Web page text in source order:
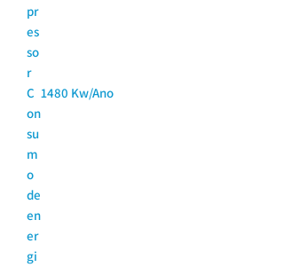
pr
es
so
r
C
on
su
m
o
de
en
er
gi
1480 Kw/Ano